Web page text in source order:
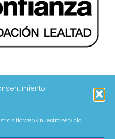
sitio web y nuestro servicio.